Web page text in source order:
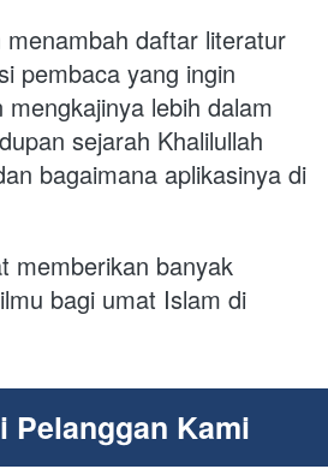
menambah daftar literatur
pembaca yang ingin
mengkajinya lebih dalam
sejarah Khalilullah
bagaimana aplikasinya di
memberikan banyak
bagi umat Islam di
Pelanggan Kami